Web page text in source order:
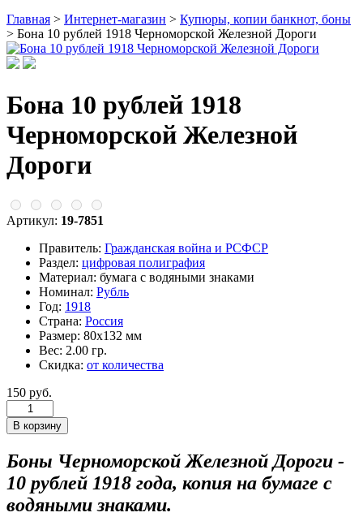
Главная > Интернет-магазин > Купюры, копии банкнот, боны
> Бона 10 рублей 1918 Черноморской Железной Дороги
Бона 10 рублей 1918
Черноморской Железной
Дороги
Артикул: 19-7851
Правитель: Гражданская война и РСФСР
Раздел: цифровая полиграфия
Материал: бумага с водяными знаками
Номинал: Рубль
Год: 1918
Страна: Россия
Размер: 80х132 мм
Вес: 2.00 гр.
Скидка: от количества
150 руб.
Боны Черноморской Железной Дороги -
10 рублей 1918 года, копия на бумаге с
водяными знаками.